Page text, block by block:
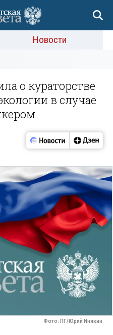
Новости
о кураторстве
в случае
Фото: ПГ/Юрий Инякин